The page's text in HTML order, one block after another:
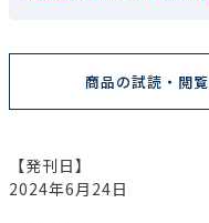
商品の試読・閲
【発刊日】
2024年6月24日